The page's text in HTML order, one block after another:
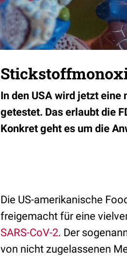
In den USA wird jetzt
getestet. Das erlaubt die
Konkret geht es um die
Die US-amerikanische
freigemacht für eine
SARS-CoV-2. Der
von nicht zugelassenen